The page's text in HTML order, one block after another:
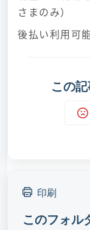
さまのみ）
後払い利用可
この
印刷
このフォル